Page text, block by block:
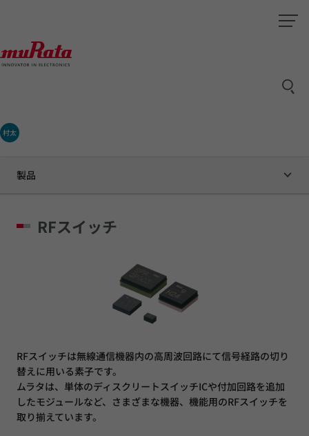
村太
製品
RFスイッチ
RFスイッチは無線通信機器内の高周波回路にて信号経路の切り
替えに用いる素子です。
ムラタは、単体のディスクリートスイッチICや付加回路を追加
したモジュールなど、さまざまな機器、機能用のRFスイッチを
取り揃えています。